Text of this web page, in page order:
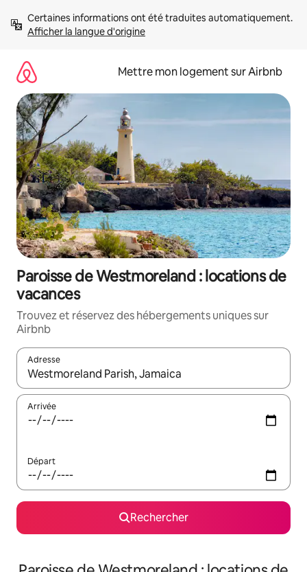
directement
Afficher la langue d'origine
Mettre mon logement sur Airbnb
Paroisse de Westmoreland : locations de
vacances
Trouvez et réservez des hébergements uniques sur
Airbnb
Adresse
Lorsque les résultats s'affichent, utilisez les flèches vers le
Arrivée
Départ
Rechercher